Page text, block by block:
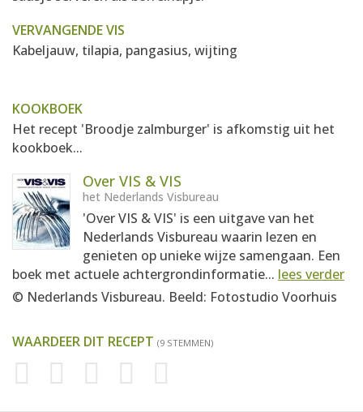
VERVANGENDE VIS
Kabeljauw, tilapia, pangasius, wijting
KOOKBOEK
Het recept 'Broodje zalmburger' is afkomstig uit het
kookboek...
Over VIS & VIS
het Nederlands Visbureau
'Over VIS & VIS' is een uitgave van het
Nederlands Visbureau waarin lezen en
genieten op unieke wijze samengaan. Een
boek met actuele achtergrondinformatie... lees verder
© Nederlands Visbureau. Beeld: Fotostudio Voorhuis
WAARDEER DIT RECEPT (9 STEMMEN)